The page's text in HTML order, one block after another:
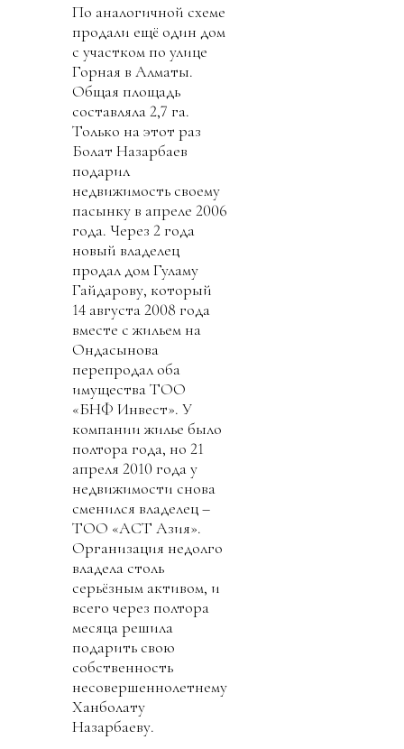
По аналогичной схеме
продали ещё один дом
с участком по улице
Горная в Алматы.
Общая площадь
составляла 2,7 га.
Только на этот раз
Болат Назарбаев
подарил
недвижимость своему
пасынку в апреле 2006
года. Через 2 года
новый владелец
продал дом Гуламу
Гайдарову, который
14 августа 2008 года
вместе с жильем на
Ондасынова
перепродал оба
имущества ТОО
«БНФ Инвест». У
компании жилье было
полтора года, но 21
апреля 2010 года у
недвижимости снова
сменился владелец –
ТОО «АСТ Азия».
Организация недолго
владела столь
серьёзным активом, и
всего через полтора
месяца решила
подарить свою
собственность
несовершеннолетнему
Ханболату
Назарбаеву.